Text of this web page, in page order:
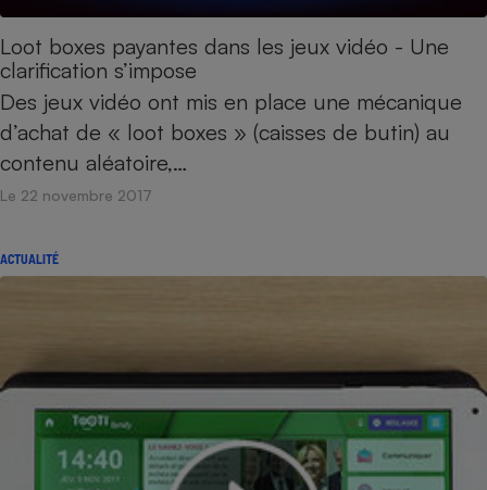
Loot boxes payantes dans les jeux vidéo - Une
clarification s’impose
Des jeux vidéo ont mis en place une mécanique
d’achat de « loot boxes » (caisses de butin) au
contenu aléatoire,…
Le 22 novembre 2017
ACTUALITÉ